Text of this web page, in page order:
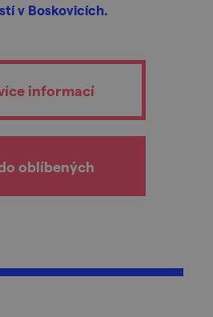
v Boskovicích.
informací
oblíbených